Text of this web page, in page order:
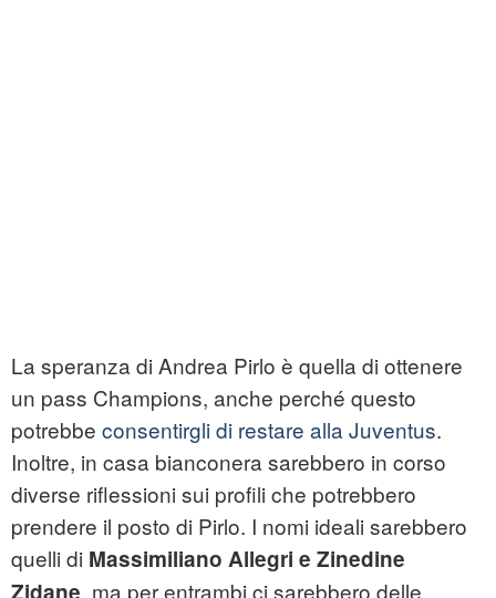
La speranza di Andrea Pirlo è quella di ottenere
un pass Champions, anche perché questo
potrebbe consentirgli di restare alla Juventus.
Inoltre, in casa bianconera sarebbero in corso
diverse riflessioni sui profili che potrebbero
prendere il posto di Pirlo. I nomi ideali sarebbero
quelli di Massimiliano Allegri e Zinedine
, ma per entrambi ci sarebbero delle